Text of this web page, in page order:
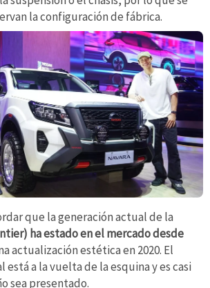
la configuración de fábrica.
que la generación actual de la
ha estado en el mercado desde
actualización estética en 2020. El
está a la vuelta de la esquina y es casi
sea presentado.